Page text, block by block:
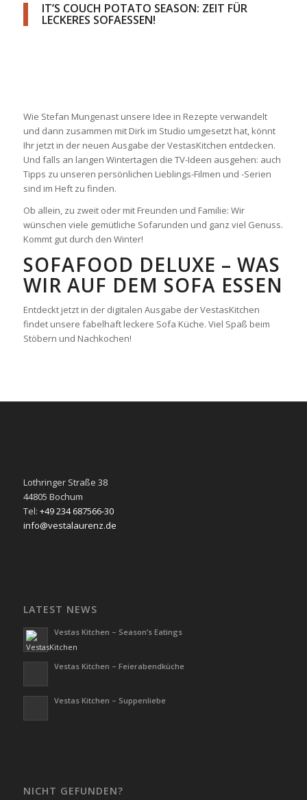
IT’S COUCH POTATO SEASON: ZEIT FÜR
LECKERES SOFAESSEN!
Wie Stefan Mungenast unsere Idee in Rezepte verwandelt
und dann zusammen mit Dirk im Studio umgesetzt hat, könnt
Ihr jetzt in der neuen Ausgabe der VestasKitchen entdecken.
Und falls an langen Wintertagen die TV-Ideen ausgehen: auch
Tipps zu unseren persönlichen Lieblings-Filmen und -Serien
sind im Heft zu finden.
Ob allein, zu zweit oder mit Freunden und Familie: Wir
wünschen viele gemütliche Sofarunden und ganz viel Genuss.
Kommt gut durch den Winter!
SOFAFOOD DELUXE – WAS
WIR AUF DEM SOFA ESSEN
Entdeckt jetzt in der digitalen Ausgabe der VestasKitchen
findet unsere fabelhaft leckere Sofa Küche. Viel Spaß beim
Stöbern und Nachkochen!
Lothringer Straße 38
44805 Bochum
Tel: +49 234 687566-30
info@vestalaurenz.de
LATEST NEWS
Vestas Kitchen – Season’s Eatings
Vestas Kitchen – Feierabendküche
Vestas Kitchen – Suppenliebe
NICHT GEFUNDEN?